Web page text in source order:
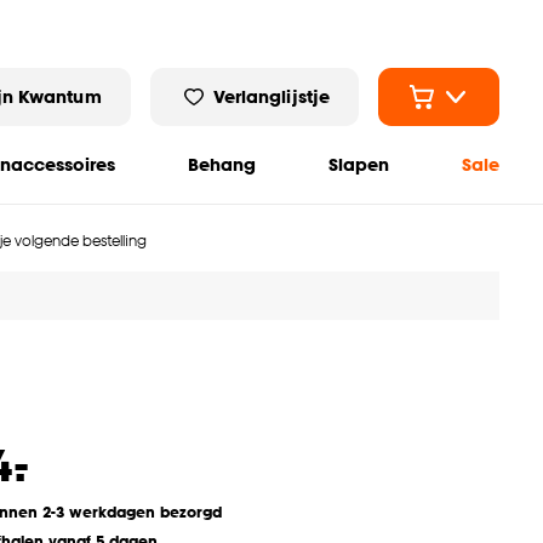
Kwantum Verlanglijstje
Behang Slapen Sale
volgende bestelling
-
2-3 werkdagen bezorgd